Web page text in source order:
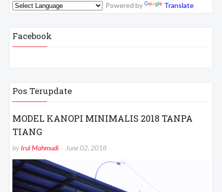
Powered by Translate
Facebook
Pos Terupdate
MODEL KANOPI MINIMALIS 2018 TANPA
TIANG
by Irul Mahmudi June 02, 2018